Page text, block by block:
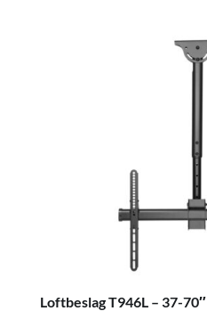
Loftbeslag T946L – 37-70″